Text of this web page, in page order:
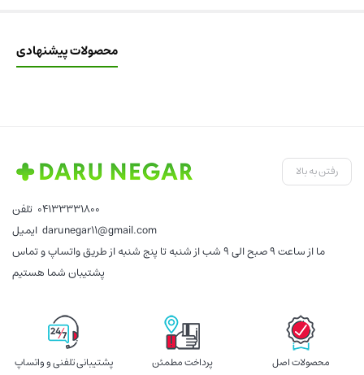
محصولات پیشنهادی
رفتن به بالا
04133331800
darunegar11@gmail.com
ما از ساعت 9 صبح الی 9 شب از شنبه تا پنج شنبه از طریق واتساپ و تماس
پشتیبان شما هستیم
پشتیبانی تلفنی و واتساپ پرداخت مطمئن محصولات اصل